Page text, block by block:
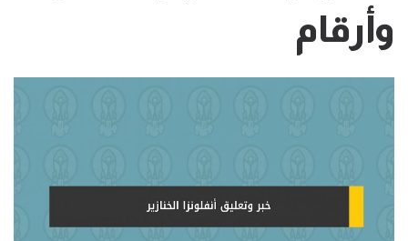
وأرقام